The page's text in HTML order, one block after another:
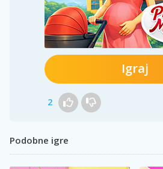
Igraj
2
Podobne igre